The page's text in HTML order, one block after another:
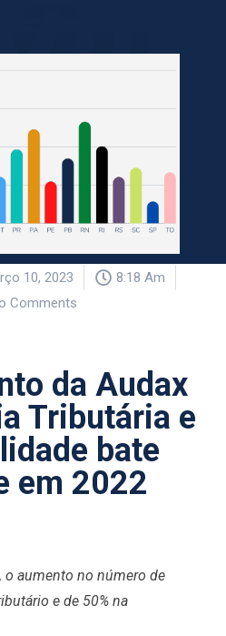
10, 2023
8:18 Am
Comments
da Audax
Tributária e
bate
em 2022
aumento no número de
e de 50% na